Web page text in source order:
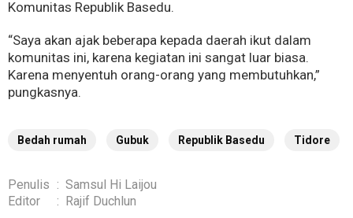
Komunitas Republik Basedu.
“Saya akan ajak beberapa kepada daerah ikut dalam
komunitas ini, karena kegiatan ini sangat luar biasa.
Karena menyentuh orang-orang yang membutuhkan,”
pungkasnya.
Bedah rumah Gubuk Republik Basedu Tidore
Penulis : Samsul Hi Laijou
Editor
: Rajif Duchlun